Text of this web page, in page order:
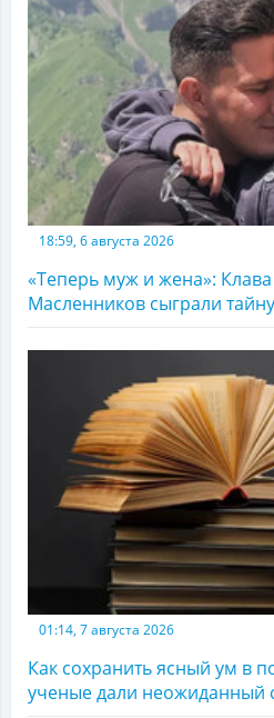
18:59, 6 августа 2026
«Теперь муж и жена»:
Масленников сыграли
01:14, 7 августа 2026
Как сохранить ясный ум в
ученые дали неожиданный